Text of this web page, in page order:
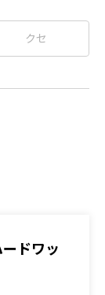
クセ
ドワッ